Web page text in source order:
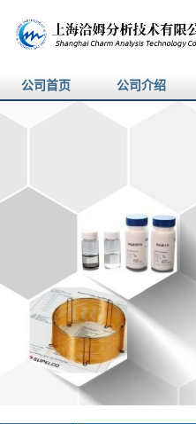
公司首页 公司介绍